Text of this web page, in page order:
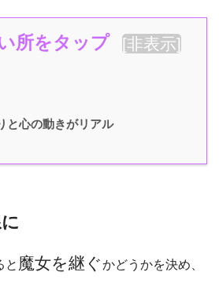
をタップ [非表示]
と心の動きがリアル
と 魔女を継ぐかどうかを決め、